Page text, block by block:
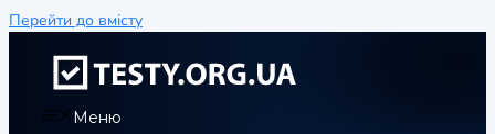
Перейти до вмісту
Меню